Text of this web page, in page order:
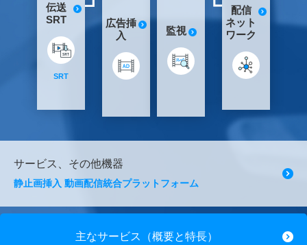
伝送
SRT
SRT
広告挿
入
監視
配信
ネット
ワーク
サービス、その他機器
静止画挿入 動画配信統合プラットフォーム
主なサービス（概要と特長）